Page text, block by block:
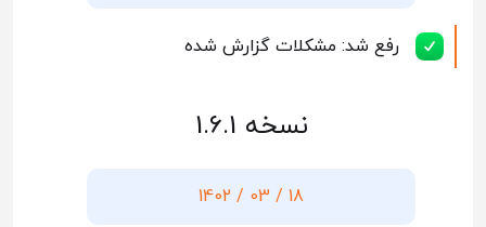
رفع شد: مشکلات گزارش شده
نسخه 1.6.1
18 / 03 / 1402